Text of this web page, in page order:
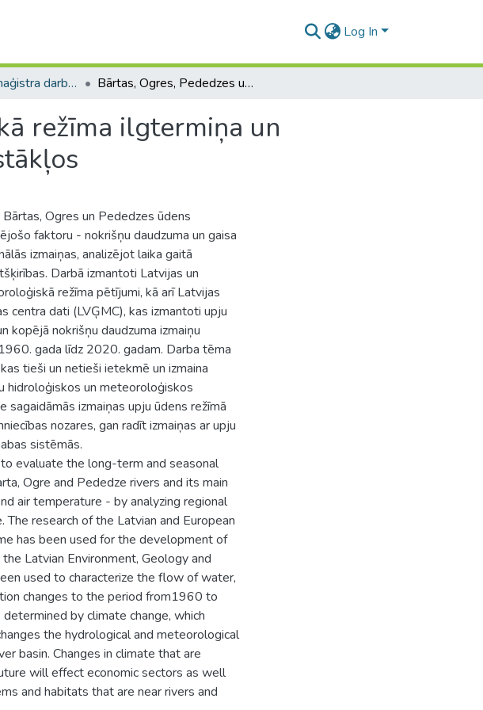
Log In
Bakalaura un maģistra darbi (EZTF) / Bachelor's and Master's theses Bārtas, Ogres, Pededzes upju hidroloģiskā režīma ilgtermiņa un sezonālās izmaiņas klimata mainības apstākļos
režīma ilgtermiņa un
Ogres un Pededzes ūdens
faktoru - nokrišņu daudzuma un gaisa
izmaiņas, analizējot laika gaitā
Darbā izmantoti Latvijas un
režīma pētījumi, kā arī Latvijas
centra dati (LVĢMC), kas izmantoti upju
kopējā nokrišņu daudzuma izmaiņu
gada līdz 2020. gadam. Darba tēma
tieši un netieši ietekmē un izmaina
hidroloģiskos un meteoroloģiskos
izmaiņas upju ūdens režīmā
nozares, gan radīt izmaiņas ar upju
sistēmās.
evaluate the long-term and seasonal
Ogre and Pededze rivers and its main
air temperature - by analyzing regional
research of the Latvian and European
has been used for the development of
Latvian Environment, Geology and
used to characterize the flow of water,
changes to the period from1960 to
by climate change, which
the hydrological and meteorological
basin. Changes in climate that are
will effect economic sectors as well
and habitats that are near rivers and